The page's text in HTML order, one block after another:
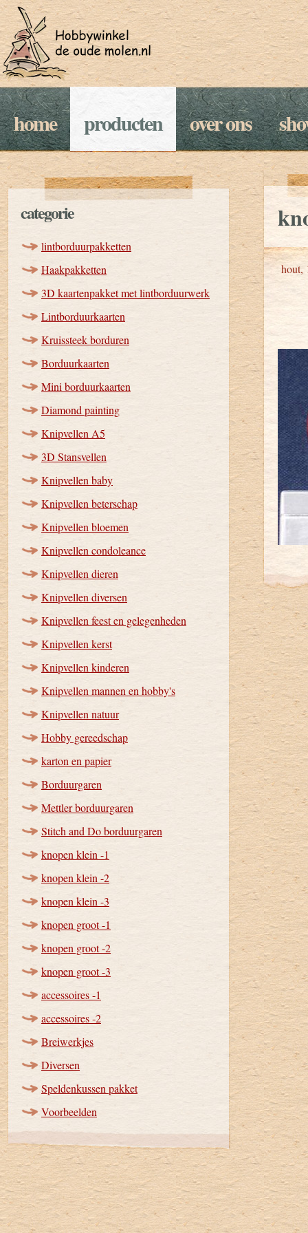
home producten over ons
categorie
lintborduurpakketten
Haakpakketten
3D kaartenpakket met lintborduurwerk
Lintborduurkaarten
Kruissteek borduren
Borduurkaarten
Mini borduurkaarten
Diamond painting
Knipvellen A5
3D Stansvellen
Knipvellen baby
Knipvellen beterschap
Knipvellen bloemen
Knipvellen condoleance
Knipvellen dieren
Knipvellen diversen
Knipvellen feest en gelegenheden
Knipvellen kerst
Knipvellen kinderen
Knipvellen mannen en hobby's
Knipvellen natuur
Hobby gereedschap
karton en papier
Borduurgaren
Mettler borduurgaren
Stitch and Do borduurgaren
knopen klein -1
knopen klein -2
knopen klein -3
knopen groot -1
knopen groot -2
knopen groot -3
accessoires -1
accessoires -2
Breiwerkjes
Diversen
Speldenkussen pakket
Voorbeelden
hout,